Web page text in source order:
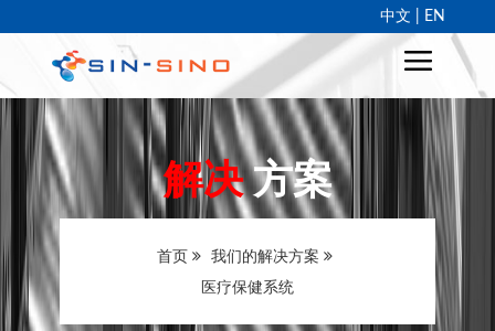
中文 | EN
解决方案
首页
我们的解决方案
医疗保健系统